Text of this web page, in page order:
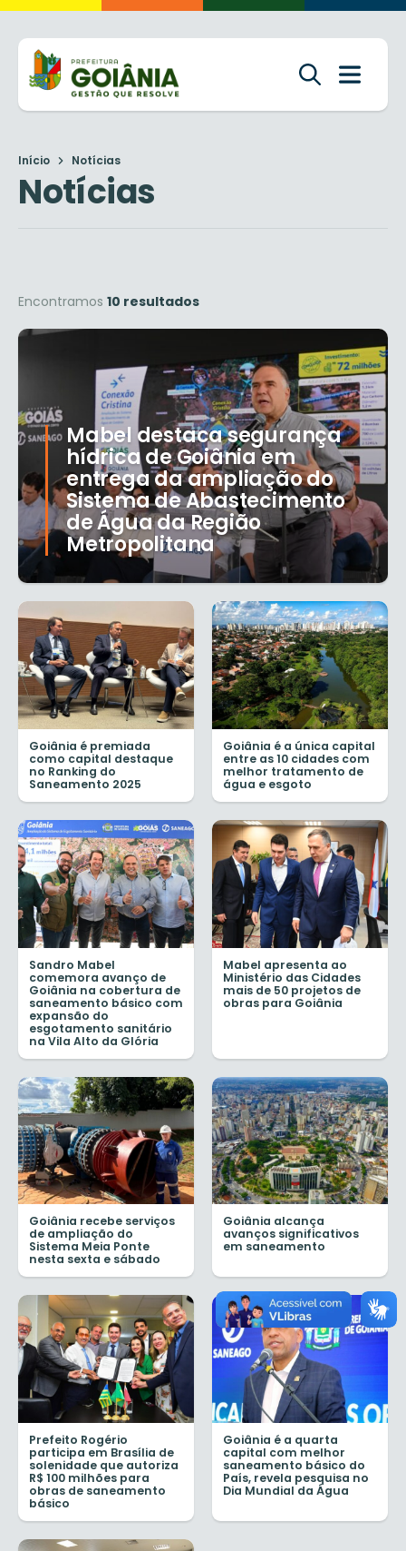
Início Notícias
Notícias
Encontramos 10 resultados
Mabel destaca segurança
hídrica de Goiânia em
entrega da ampliação do
Sistema de Abastecimento
de Água da Região
Metropolitana
Goiânia é premiada
como capital destaque
no Ranking do
Saneamento 2025
Goiânia é a única capital
entre as 10 cidades com
melhor tratamento de
água e esgoto
Sandro Mabel
comemora avanço de
Goiânia na cobertura de
saneamento básico com
expansão do
esgotamento sanitário
na Vila Alto da Glória
Mabel apresenta ao
Ministério das Cidades
mais de 50 projetos de
obras para Goiânia
Goiânia recebe serviços
de ampliação do
Sistema Meia Ponte
nesta sexta e sábado
Goiânia alcança
avanços significativos
em saneamento
Prefeito Rogério
participa em Brasília de
solenidade que autoriza
R$ 100 milhões para
obras de saneamento
básico
Goiânia é a quarta
capital com melhor
saneamento básico do
País, revela pesquisa no
Dia Mundial da Água